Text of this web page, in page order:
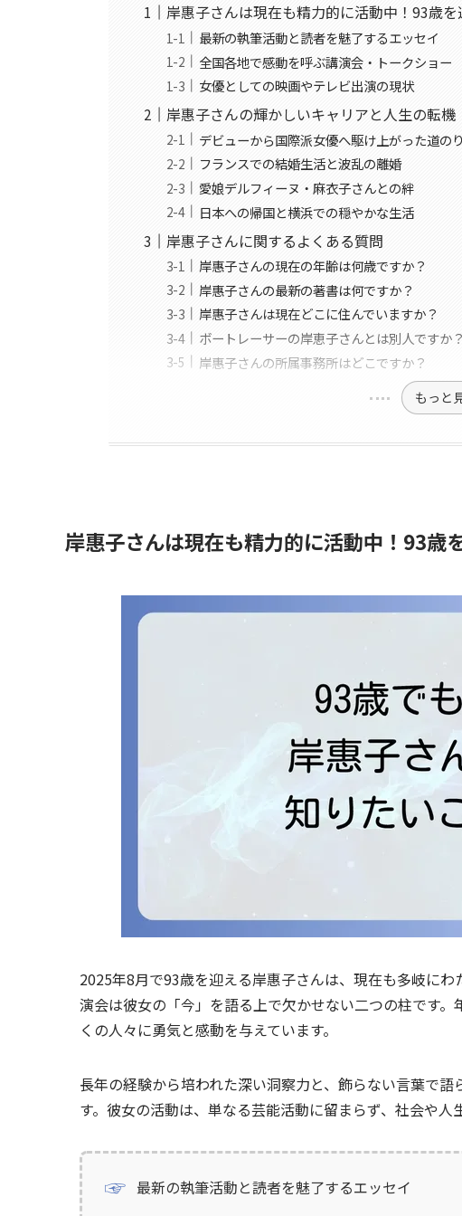
岸惠子さんは現在も精力的に活動中！93歳
最新の執筆活動と読者を魅了するエッセイ
全国各地で感動を呼ぶ講演会・トークショー
女優としての映画やテレビ出演の現状
岸惠子さんの輝かしいキャリアと人生の転機
デビューから国際派女優へ駆け上がった道のり
フランスでの結婚生活と波乱の離婚
愛娘デルフィーヌ・麻衣子さんとの絆
日本への帰国と横浜での穏やかな生活
岸惠子さんに関するよくある質問
岸惠子さんの現在の年齢は何歳ですか？
岸惠子さんの最新の著書は何ですか？
岸惠子さんは現在どこに住んでいますか？
ボートレーサーの岸恵子さんとは別人ですか？
岸惠子さんの所属事務所はどこですか？
もっと
岸惠子さんは現在も精力的に活動中！93歳
2025年8月で93歳を迎える岸惠子さんは、現在も多岐に
演会は彼女の「今」を語る上で欠かせない二つの柱です。
くの人々に勇気と感動を与えています。
長年の経験から培われた深い洞察力と、飾らない言葉で
す。彼女の活動は、単なる芸能活動に留まらず、社会や人
最新の執筆活動と読者を魅了するエッセイ